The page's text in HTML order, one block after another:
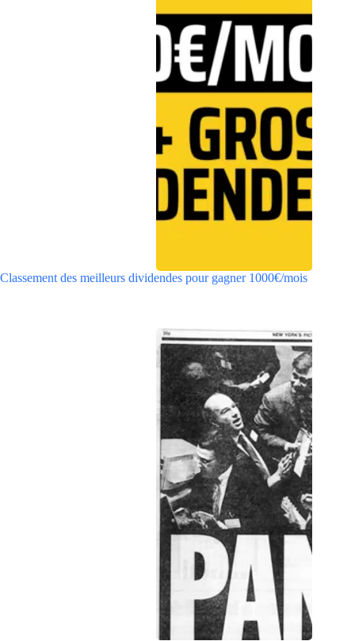
Classement des meilleurs dividendes pour gagner 1000€/mois